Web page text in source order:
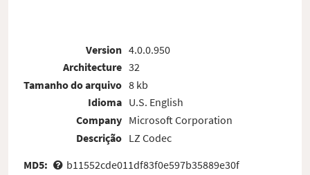
Version
Architecture
Tamanho do arquivo
Idioma
Company
Descrição
4.0.0.950
32
8 kb
U.S. English
Microsoft Corporation
LZ Codec
MD5:
b11552cde011df83f0e597b35889e30f